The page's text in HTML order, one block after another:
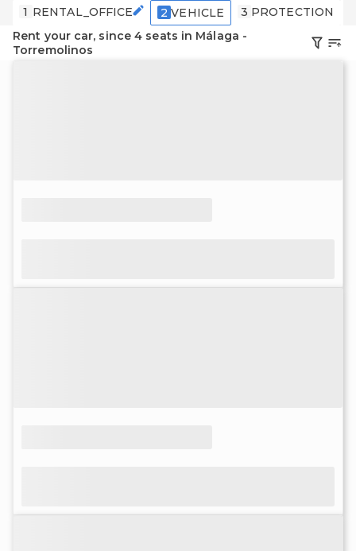
1 RENTAL_OFFICE 2 VEHICLE 3 PROTECTION
Rent your car, since 4 seats in Málaga -
Torremolinos